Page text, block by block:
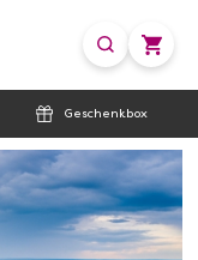
Geschenkbox